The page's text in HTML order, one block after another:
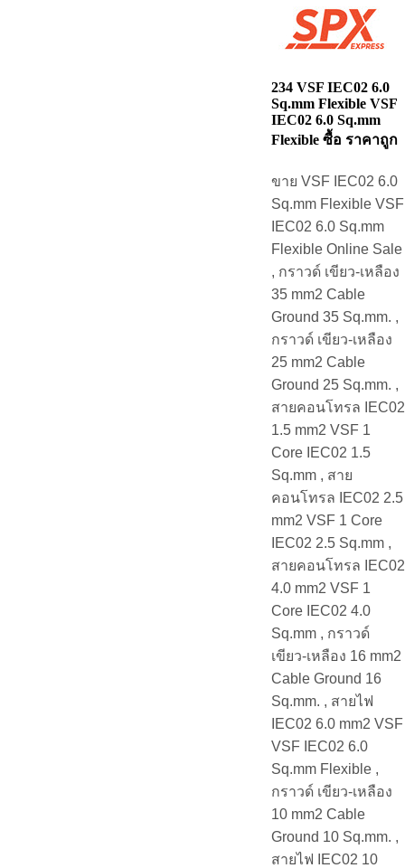
234 VSF IEC02 6.0
Sq.mm Flexible VSF
IEC02 6.0 Sq.mm
Flexible ซื้อ ราคาถูก
ขาย VSF IEC02 6.0
Sq.mm Flexible VSF
IEC02 6.0 Sq.mm
Flexible Online Sale
, กราวด์ เขียว-เหลือง
35 mm2 Cable
Ground 35 Sq.mm. ,
กราวด์ เขียว-เหลือง
25 mm2 Cable
Ground 25 Sq.mm. ,
สายคอนโทรล IEC02
1.5 mm2 VSF 1
Core IEC02 1.5
Sq.mm , สาย
คอนโทรล IEC02 2.5
mm2 VSF 1 Core
IEC02 2.5 Sq.mm ,
สายคอนโทรล IEC02
4.0 mm2 VSF 1
Core IEC02 4.0
Sq.mm , กราวด์
เขียว-เหลือง 16 mm2
Cable Ground 16
Sq.mm. , สายไฟ
IEC02 6.0 mm2 VSF
VSF IEC02 6.0
Sq.mm Flexible ,
กราวด์ เขียว-เหลือง
10 mm2 Cable
Ground 10 Sq.mm. ,
สายไฟ IEC02 10